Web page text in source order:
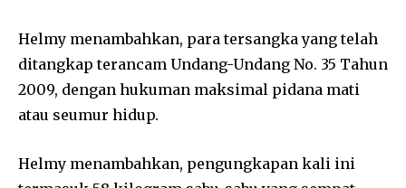
Helmy menambahkan, para tersangka yang telah
ditangkap terancam Undang-Undang No. 35 Tahun
2009, dengan hukuman maksimal pidana mati
atau seumur hidup.
Helmy menambahkan, pengungkapan kali ini